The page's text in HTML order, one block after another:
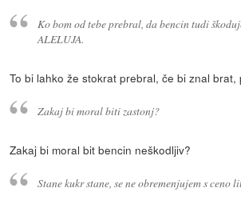
Ko bom od tebe prebral, da bencin tudi
ALELUJA.
To bi lahko že stokrat prebral, če bi znal
Zakaj bi moral biti zastonj?
Zakaj bi moral bit bencin neškodljiv?
Stane kukr stane, se ne obremenjujem s ceno